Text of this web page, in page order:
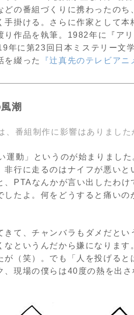
どの番組づくりに携わったの
手掛ける。さらに作家として本
り作品を執筆。1982年に『ア
年に第23回日本ミステリー文
を綴った
『辻真先のテレビアニ
潮
番組制作に影響はありました
運動」というのが始まりまし
非行に走るのはナイフが悪い
、PTAなんかが言い出したわ
したよ。何をどうすると痛い
きて、チャンバラもダメだと
なというんだから嫌になりま
が（笑）。でも「人を投げると
、現場の僕らは40度の熱を出